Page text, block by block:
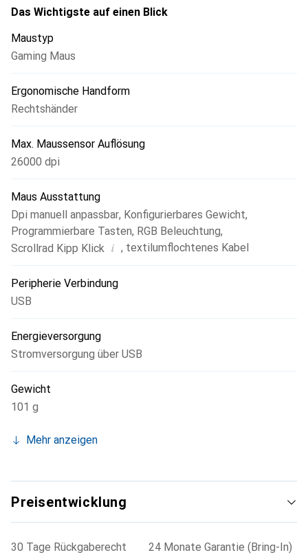
oder Fertigkeiten ist.
Das Wichtigste auf einen Blick
Maustyp
Gaming Maus
Ergonomische Handform
Rechtshänder
Max. Maussensor Auflösung
26000 dpi
Maus Ausstattung
Dpi manuell anpassbar, Konfigurierbares Gewicht,
Programmierbare Tasten, RGB Beleuchtung,
Scrollrad Kipp Klick i , textilumflochtenes Kabel
Peripherie Verbindung
USB
Energieversorgung
Stromversorgung über USB
Gewicht
101 g
Mehr anzeigen
Preisentwicklung
30 Tage Rückgaberecht
24 Monate Garantie (Bring-In)